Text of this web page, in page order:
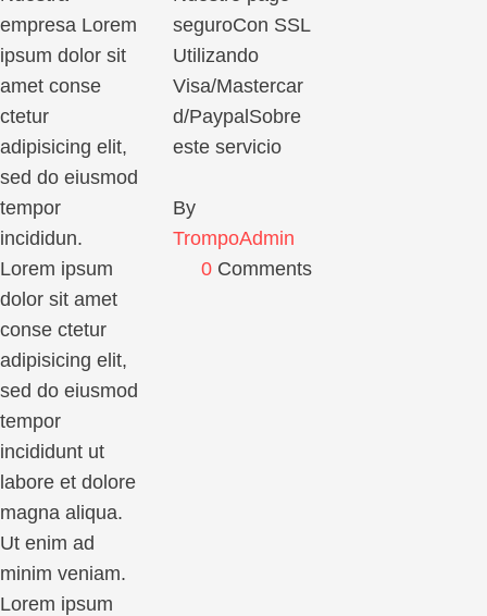
empresa Lorem
ipsum dolor sit
amet conse
ctetur
adipisicing elit,
sed do eiusmod
tempor
incididun.
Lorem ipsum
dolor sit amet
conse ctetur
adipisicing elit,
sed do eiusmod
tempor
incididunt ut
labore et dolore
magna aliqua.
Ut enim ad
minim veniam.
Lorem ipsum
seguroCon SSL
Utilizando
Visa/Mastercar
d/PaypalSobre
este servicio
By
TrompoAdmin
0 Comments